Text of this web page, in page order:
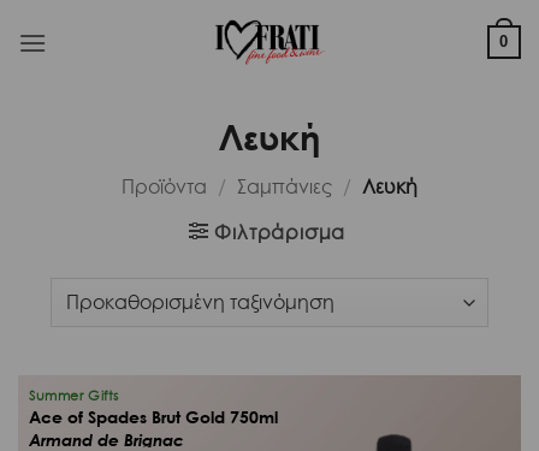
στο
0
Λευκή
Προϊόντα / Σαμπάνιες / Λευκή
Φιλτράρισμα
Summer Gifts
Ace of Spades Brut Gold 750ml
Armand de Brignac